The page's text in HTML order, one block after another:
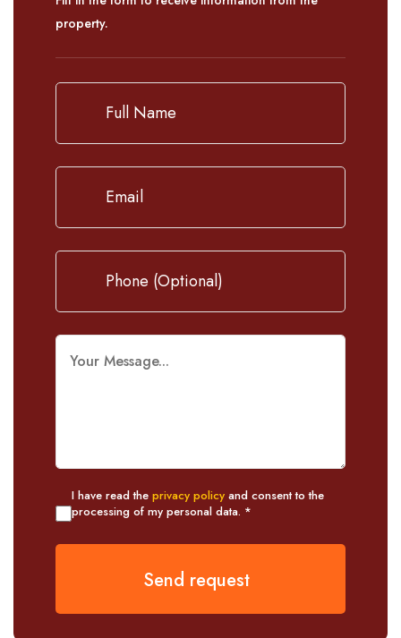
property.
I have read the privacy policy and consent to the
processing of my personal data. *
Send request